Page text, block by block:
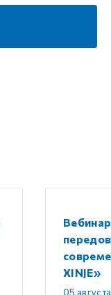
XINJE»
05